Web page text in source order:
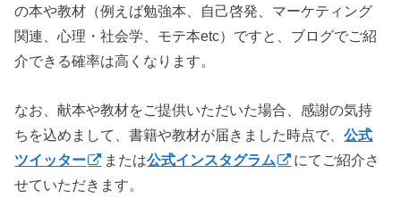
の本や教材（例えば勉強本、自己啓発、マーケティング
関連、心理・社会学、モテ本etc）ですと、ブログでご紹
介できる確率は高くなります。
なお、献本や教材をご提供いただいた場合、感謝の気持
ちを込めまして、書籍や教材が届きました時点で、公式
ツイッター
または公式インスタグラム
にてご紹介さ
せていただきます。